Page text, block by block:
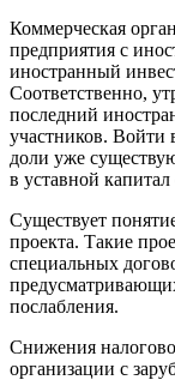
Коммерческая
предприятия с
иностранный
Соответственно,
последний
участников. Войти
доли уже
в уставной
Существует
проекта. Такие
специальных
послабления.
Снижения
организации с